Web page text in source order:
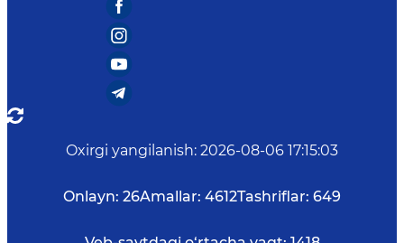
Oxirgi yangilanish: 2026-08-06 17:15:03
Onlayn: 26Amallar: 4612Tashriflar: 649